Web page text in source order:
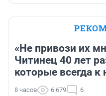
«Не привози их
Читинец 40 лет
которые всегда
8 часов 6 679 6